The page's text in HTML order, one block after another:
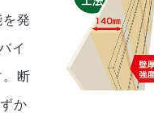
発
イ
断
か